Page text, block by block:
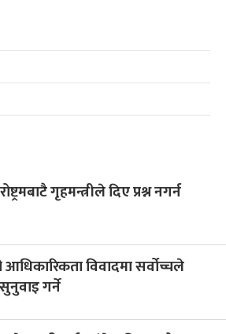
गृहमन्त्रीले दिए प्रश्न नगर्न
विवादमा सर्वोच्चले
गर्ने